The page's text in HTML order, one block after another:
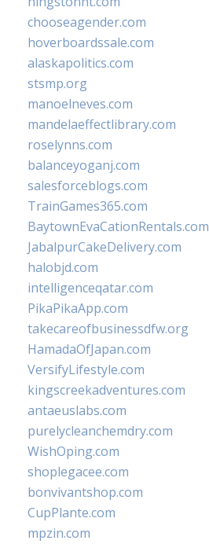
chooseagender.com
hoverboardssale.com
alaskapolitics.com
stsmp.org
manoelneves.com
mandelaeffectlibrary.com
roselynns.com
balanceyoganj.com
salesforceblogs.com
TrainGames365.com
BaytownEvaCationRentals.com
JabalpurCakeDelivery.com
halobjd.com
intelligenceqatar.com
PikaPikaApp.com
takecareofbusinessdfw.org
HamadaOfJapan.com
VersifyLifestyle.com
kingscreekadventures.com
antaeuslabs.com
purelycleanchemdry.com
WishOping.com
shoplegacee.com
bonvivantshop.com
CupPlante.com
mpzin.com